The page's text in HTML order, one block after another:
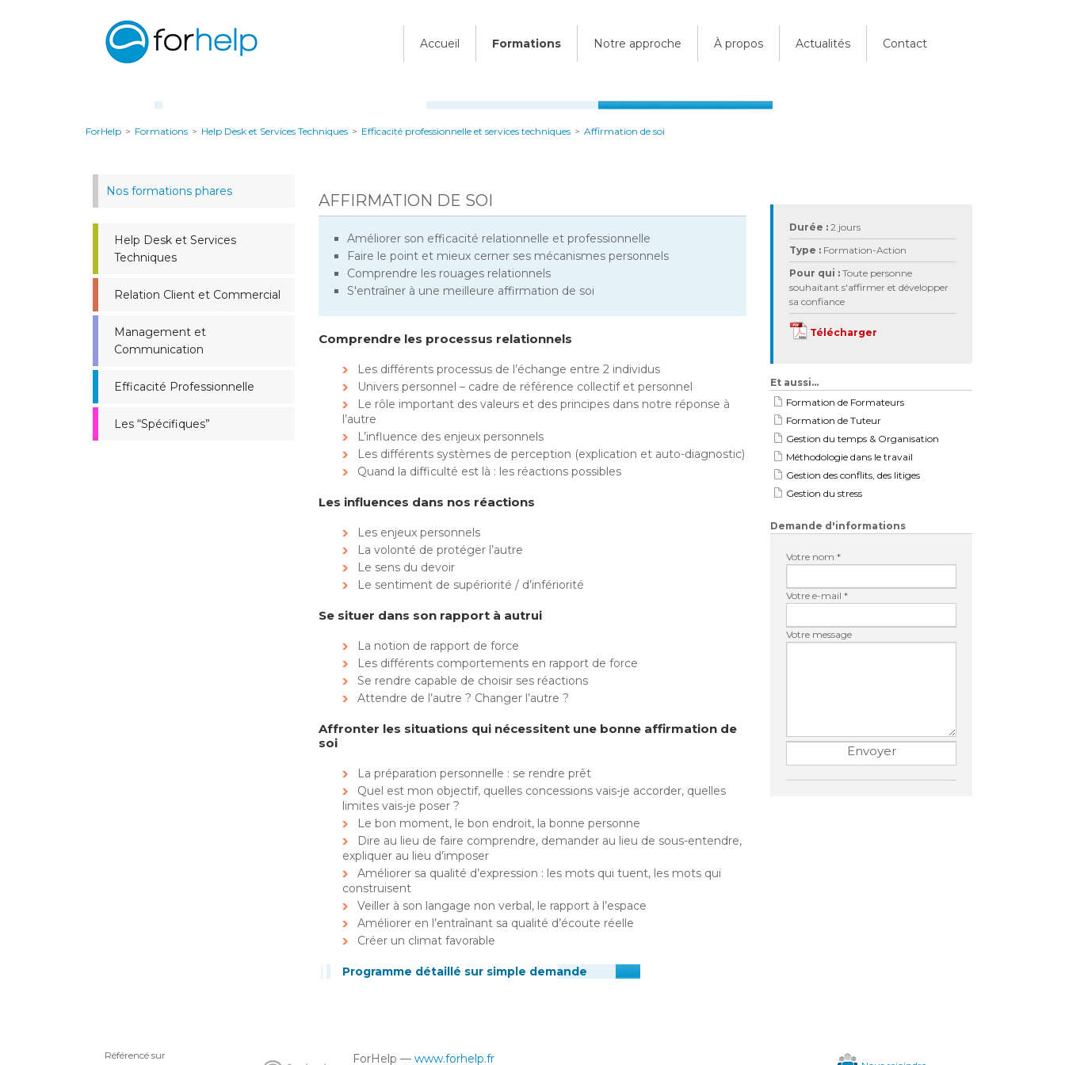
Accueil Formations Notre approche À propos Actualités Contact
ForHelp > Formations > Help Desk et Services Techniques > Efficacité professionnelle et services techniques > Affirmation de soi
Nos formations phares
Help Desk et Services
Techniques
Relation Client et Commercial
Management et
Communication
Efficacité Professionnelle
Les “Spécifiques”
AFFIRMATION DE SOI
Améliorer son efficacité relationnelle et professionnelle
Faire le point et mieux cerner ses mécanismes personnels
Comprendre les rouages relationnels
S'entraîner à une meilleure affirmation de soi
Comprendre les processus relationnels
Les différents processus de l’échange entre 2 individus
Univers personnel – cadre de référence collectif et personnel
Le rôle important des valeurs et des principes dans notre réponse à
l’autre
L’influence des enjeux personnels
Les différents systèmes de perception (explication et auto-diagnostic)
Quand la difficulté est là : les réactions possibles
Les influences dans nos réactions
Les enjeux personnels
La volonté de protéger l’autre
Le sens du devoir
Le sentiment de supériorité / d’infériorité
Se situer dans son rapport à autrui
La notion de rapport de force
Les différents comportements en rapport de force
Se rendre capable de choisir ses réactions
Attendre de l’autre ? Changer l’autre ?
Affronter les situations qui nécessitent une bonne affirmation de
soi
La préparation personnelle : se rendre prêt
Quel est mon objectif, quelles concessions vais-je accorder, quelles
limites vais-je poser ?
Le bon moment, le bon endroit, la bonne personne
Dire au lieu de faire comprendre, demander au lieu de sous-entendre,
expliquer au lieu d’imposer
Améliorer sa qualité d’expression : les mots qui tuent, les mots qui
construisent
Veiller à son langage non verbal, le rapport à l’espace
Améliorer en l’entraînant sa qualité d’écoute réelle
Créer un climat favorable
Programme détaillé sur simple demande
Durée : 2 jours
Type : Formation-Action
Pour qui : Toute personne
souhaitant s'affirmer et développer
sa confiance
Télécharger
Et aussi…
Formation de Formateurs
Formation de Tuteur
Gestion du temps & Organisation
Méthodologie dans le travail
Gestion des conflits, des litiges
Gestion du stress
Demande d'informations
Votre nom *
Votre e-mail *
Votre message
Référencé sur ForHelp — www.forhelp.fr